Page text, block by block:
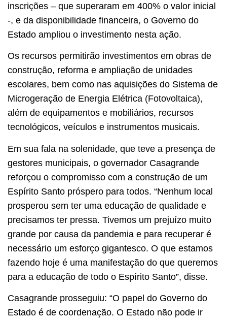
inscrições – que superaram em 400% o valor inicial
-, e da disponibilidade financeira, o Governo do
Estado ampliou o investimento nesta ação.
Os recursos permitirão investimentos em obras de
construção, reforma e ampliação de unidades
escolares, bem como nas aquisições do Sistema de
Microgeração de Energia Elétrica (Fotovoltaica),
além de equipamentos e mobiliários, recursos
tecnológicos, veículos e instrumentos musicais.
Em sua fala na solenidade, que teve a presença de
gestores municipais, o governador Casagrande
reforçou o compromisso com a construção de um
Espírito Santo próspero para todos. “Nenhum local
prosperou sem ter uma educação de qualidade e
precisamos ter pressa. Tivemos um prejuízo muito
grande por causa da pandemia e para recuperar é
necessário um esforço gigantesco. O que estamos
fazendo hoje é uma manifestação do que queremos
para a educação de todo o Espírito Santo”, disse.
Casagrande prosseguiu: “O papel do Governo do
Estado é de coordenação. O Estado não pode ir